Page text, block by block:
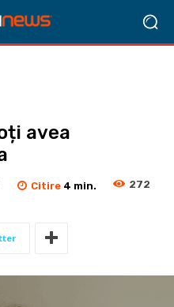
avea
Citire 4 min. 272